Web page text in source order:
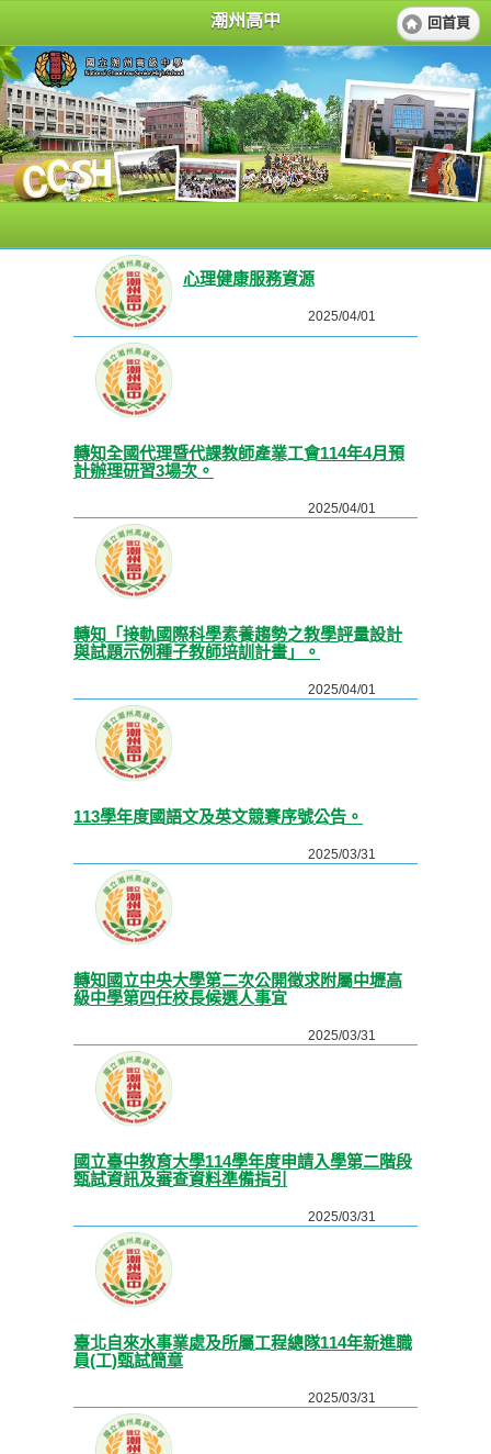
潮州高中 回首頁
心理健康服務資源
2025/04/01
轉知全國代理暨代課教師產業工會114年4月預
計辦理研習3場次。
2025/04/01
轉知「接軌國際科學素養趨勢之教學評量設計
與試題示例種子教師培訓計畫」。
2025/04/01
113學年度國語文及英文競賽序號公告。
2025/03/31
轉知國立中央大學第二次公開徵求附屬中壢高
級中學第四任校長候選人事宜
2025/03/31
國立臺中教育大學114學年度申請入學第二階段
甄試資訊及審查資料準備指引
2025/03/31
臺北自來水事業處及所屬工程總隊114年新進職
員(工)甄試簡章
2025/03/31